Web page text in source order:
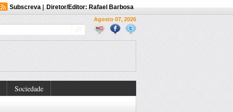
Subscreva| Diretor/Editor: Rafael Barbosa
Agosto 07, 2026
Sociedade